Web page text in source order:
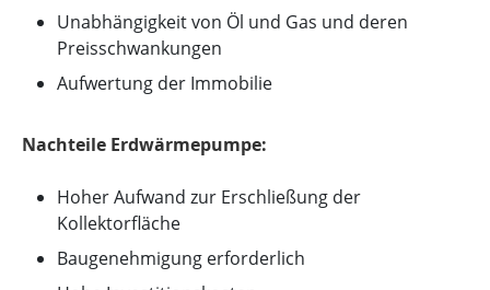
Unabhängigkeit von Öl und Gas und deren
Preisschwankungen
Aufwertung der Immobilie
Nachteile Erdwärmepumpe:
Hoher Aufwand zur Erschließung der
Kollektorfläche
Baugenehmigung erforderlich